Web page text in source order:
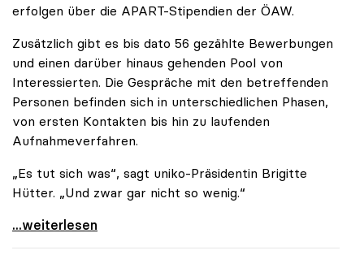
erfolgen über die APART-Stipendien der ÖAW.
Zusätzlich gibt es bis dato 56 gezählte Bewerbungen
und einen darüber hinaus gehenden Pool von
Interessierten. Die Gespräche mit den betreffenden
Personen befinden sich in unterschiedlichen Phasen,
von ersten Kontakten bis hin zu laufenden
Aufnahmeverfahren.
„Es tut sich was“, sagt uniko-Präsidentin Brigitte
Hütter. „Und zwar gar nicht so wenig.“
Reges Interesse von US-Forscher:innen an
...weiterlesen